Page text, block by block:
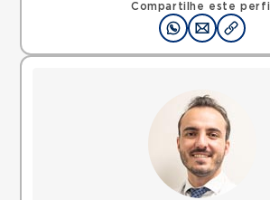
Compartilhe este perfil